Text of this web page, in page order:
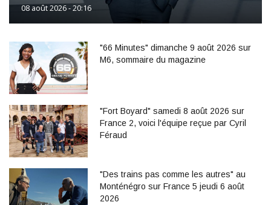
08 août 2026 - 20:16
"66 Minutes" dimanche 9 août 2026 sur
M6, sommaire du magazine
"Fort Boyard" samedi 8 août 2026 sur
France 2, voici l'équipe reçue par Cyril
Féraud
"Des trains pas comme les autres" au
Monténégro sur France 5 jeudi 6 août
2026